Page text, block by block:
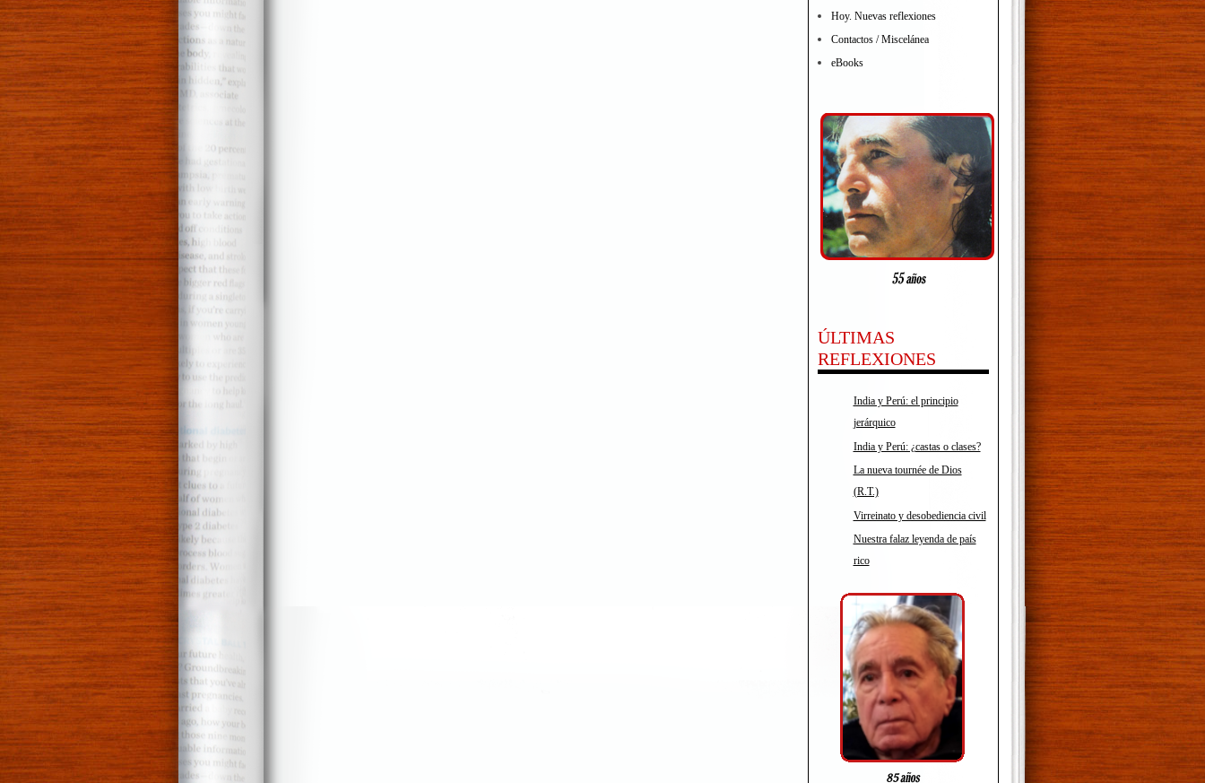
Hoy. Nuevas reflexiones
Contactos / Miscelánea
eBooks
ÚLTIMAS
REFLEXIONES
India y Perú: el principio
jerárquico
India y Perú: ¿castas o clases?
La nueva tournée de Dios
(R.T.)
Virreinato y desobediencia civil
Nuestra falaz leyenda de país
rico